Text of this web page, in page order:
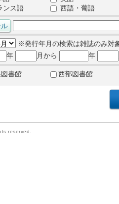
ンス語
西語・葡語
※発行年月の検索は雑誌のみ対
年
月から 年
書館 西部図書館
reserved.